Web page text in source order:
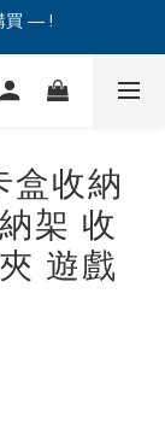
買 — !
買 — !
收納
架 收
遊戲